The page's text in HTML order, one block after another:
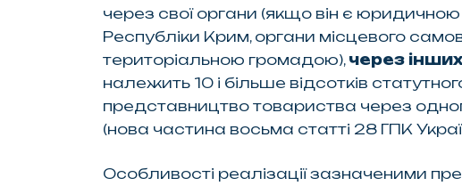
через свої органи (якщо він є
Республіки Крим, органи місцевого
територіальною громадою), через
належить 10 і більше відсотків
представництво товариства через
(нова частина восьма статті 28 ГПК
Особливості реалізації зазначеними